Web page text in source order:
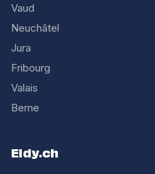
Vaud
Neuchâtel
Jura
Fribourg
Valais
Berne
Eldy.ch